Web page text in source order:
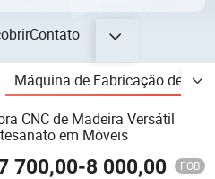
Contato
Máquina de Fabricação de
CNC de Madeira Versátil
em Móveis
700,00-8 000,00 FOB